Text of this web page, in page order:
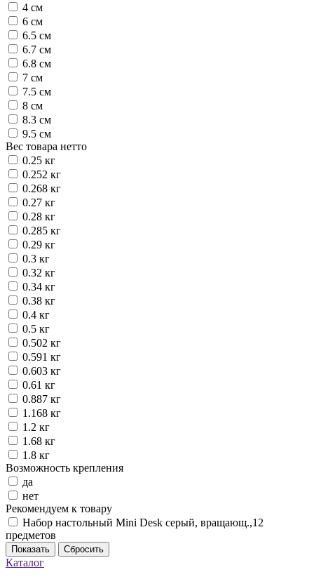
4 см
6 см
6.5 см
6.7 см
6.8 см
7 см
7.5 см
8 см
8.3 см
9.5 см
Вес товара нетто
0.25 кг
0.252 кг
0.268 кг
0.27 кг
0.28 кг
0.285 кг
0.29 кг
0.3 кг
0.32 кг
0.34 кг
0.38 кг
0.4 кг
0.5 кг
0.502 кг
0.591 кг
0.603 кг
0.61 кг
0.887 кг
1.168 кг
1.2 кг
1.68 кг
1.8 кг
Возможность крепления
да
нет
Рекомендуем к товару
Набор настольный Mini Desk серый, вращающ.,12
предметов
Показать Сбросить
Каталог